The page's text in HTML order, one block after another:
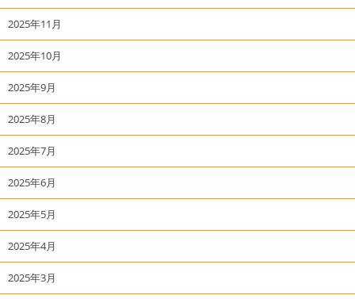
2025年11月
2025年10月
2025年9月
2025年8月
2025年7月
2025年6月
2025年5月
2025年4月
2025年3月